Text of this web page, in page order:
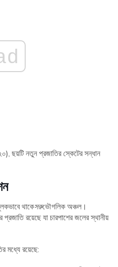
ছয়টি নতুন প্রজাতির স্কেটের সন্ধান
থাকেসরুভৌগলিক অঞ্চল।
রয়েছে যা চারপাশের জলের স্থানীয়
মধ্যে রয়েছে: